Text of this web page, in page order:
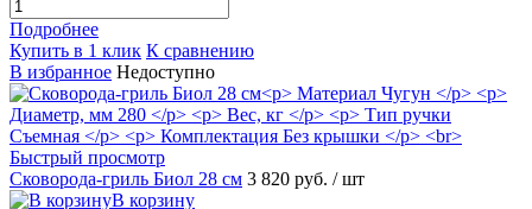
Подробнее
Купить в 1 клик К сравнению
В избранное Недоступно
Быстрый просмотр
Сковорода-гриль Биол 28 см 3 820 руб. / шт
В корзину